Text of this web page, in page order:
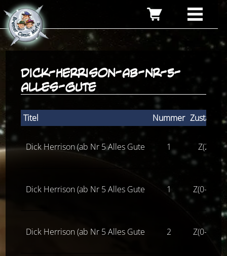
dick-herrison-ab-nr-5-
alles-gute
Titel Nummer Zustand
Dick Herrison (ab Nr 5 Alles Gute 1 Z(2)
Dick Herrison (ab Nr 5 Alles Gute 1 Z(0-1-)
Dick Herrison (ab Nr 5 Alles Gute 2 Z(0-1-)